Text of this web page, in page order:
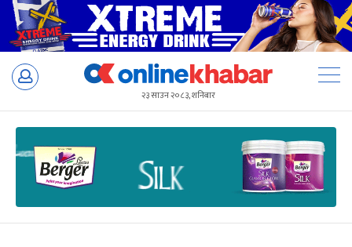
Skip
२३ साउन २०८३, शनिबार